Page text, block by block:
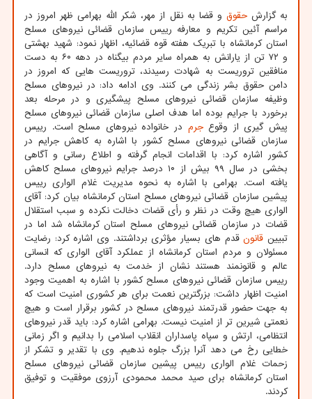
به گزارشحقوق و قضا به نقل از مهر، شکر الله بهرامی ظهر امروز در
مراسم آئین تکریم و معارفه رییس سازمان قضائی نیروهای مسلح
استان کرمانشاه با تبریک هفته قوه قضائیه، اظهار نمود: شهید بهشتی
و ۷۲ تن از یارانش به همراه سایر مردم بیگناه در دهه ۶۰ به دست
منافقین تروریست به شهادت رسیدند، تروریست هایی که امروز در
دامن حقوق بشر زندگی می کنند. وی ادامه داد: در نیروهای مسلح
وظیفه سازمان قضائی نیروهای مسلح پیشگیری و در مرحله بعد
برخورد با جرایم بوده اما هدف اصلی سازمان قضائی نیروهای مسلح
پیش گیری از وقوعجرم در خانواده نیروهای مسلح است. رییس
سازمان قضائی نیروهای مسلح کشور با اشاره به کاهش جرایم در
کشور اشاره کرد: با اقدامات انجام گرفته و اطلاع رسانی و آگاهی
بخشی در سال ۹۹ بیش از ۱۰ درصد جرایم نیروهای مسلح کاهش
یافته است. بهرامی با اشاره به نحوه مدیریت غلام الواری رییس
پیشین سازمان قضائی نیروهای مسلح استان کرمانشاه بیان کرد: آقای
الواری هیچ وقت در نظر و رأی قضات دخالت نکرده و سبب استقلال
قضات در سازمان قضائی نیروهای مسلح استان کرمانشاه شد اما در
تبیین قانونقدم های بسیار مؤثری برداشتند. وی اشاره کرد: رضایت
مسئولان و مردم استان کرمانشاه از عملکرد آقای الواری که انسانی
عالم و قانونمند هستند نشان از خدمت به نیروهای مسلح دارد.
رییس سازمان قضائی نیروهای مسلح کشور با اشاره به اهمیت وجود
امنیت اظهار داشت: بزرگترین نعمت برای هر کشوری امنیت است که
به جهت حضور قدرتمند نیروهای مسلح در کشور برقرار است و هیچ
نعمتی شیرین تر از امنیت نیست. بهرامی اشاره کرد: باید قدر نیروهای
انتظامی، ارتش و سپاه پاسداران انقلاب اسلامی را بدانیم و اگر زمانی
خطایی رخ می دهد آنرا بزرگ جلوه ندهیم. وی با تقدیر و تشکر از
زحمات غلام الواری رییس پیشین سازمان قضائی نیروهای مسلح
استان کرمانشاه برای صید محمد محمودی آرزوی موفقیت و توفیق
کردند.